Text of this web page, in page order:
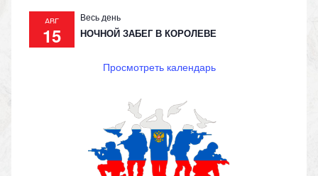
АВГ
15
Весь день
НОЧНОЙ ЗАБЕГ В КОРОЛЕВЕ
Просмотреть календарь